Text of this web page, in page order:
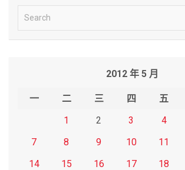
e
2012 年 5 月
一 二 三 四 五
1
2 3 4
7
8 9 10 11
14
15 16 17 18